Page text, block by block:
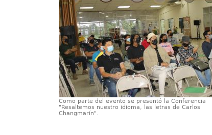
Como parte del evento se presentó la Conferencia
"Resaltemos nuestro idioma, las letras de Carlos
Changmarín".